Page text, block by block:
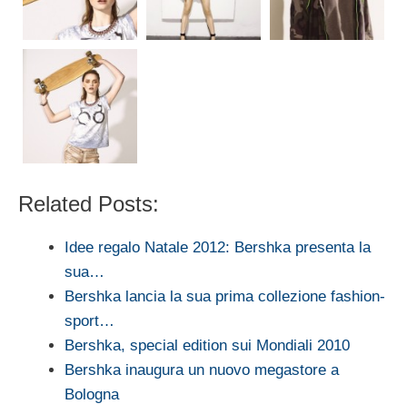
Related Posts:
Idee regalo Natale 2012: Bershka presenta la
sua…
Bershka lancia la sua prima collezione fashion-
sport…
Bershka, special edition sui Mondiali 2010
Bershka inaugura un nuovo megastore a
Bologna